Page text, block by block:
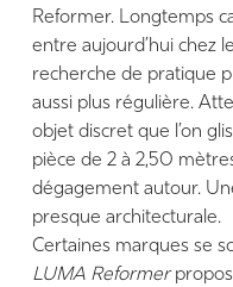
Reformer. Longtemps
entre aujourd’hui chez
recherche de pratique
aussi plus régulière.
objet discret que l’on
pièce de 2 à 2,50
dégagement autour.
presque architecturale.
Certaines marques se
LUMA Reformer